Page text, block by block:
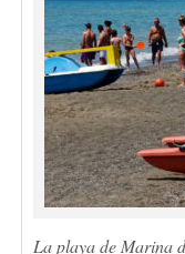
La playa de Marina